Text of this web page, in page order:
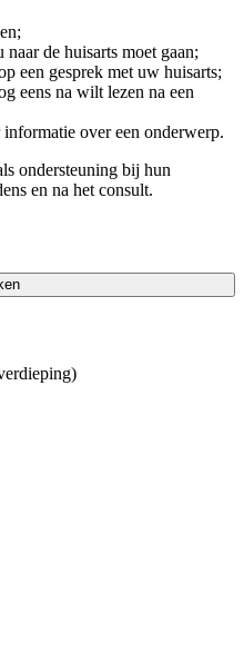
de huisarts moet gaan;
een gesprek met uw huisarts;
eens na wilt lezen na een
over een onderwerp.
ondersteuning bij hun
en na het consult.